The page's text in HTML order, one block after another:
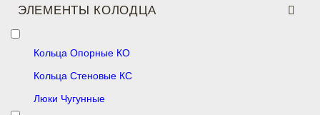
ЭЛЕМЕНТЫ КОЛОДЦА
Кольца Опорные КО
Кольца Стеновые КС
Люки Чугунные